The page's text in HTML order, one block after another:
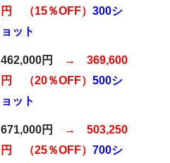
円 （15％OFF） 300シ
ョット
462,000円
→ 369,600
円 （20％OFF） 500シ
ョット
671,000円
→ 503,250
円 （25％OFF） 700シ